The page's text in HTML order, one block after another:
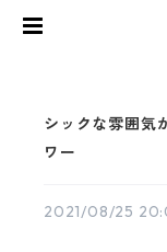
シックな雰囲気
ワー
2021/08/25